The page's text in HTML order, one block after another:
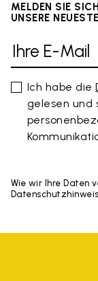
MELDEN SIE
UNSERE
Ich habe die
gelesen und
Wie wir Ihre Daten